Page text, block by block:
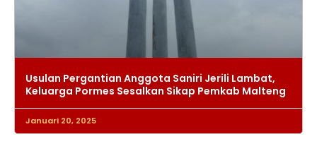
Usulan Pergantian Anggota Saniri Jerili Lambat,
Keluarga Pormes Sesalkan Sikap Pemkab Malteng
Januari 20, 2025